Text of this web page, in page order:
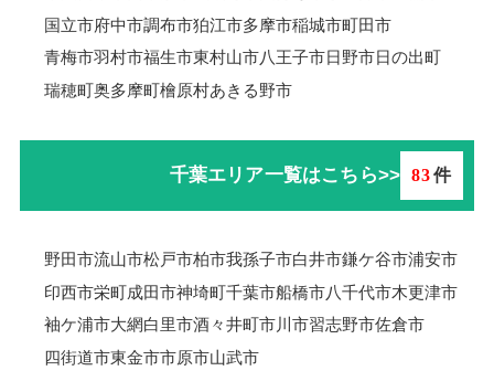
国立市府中市調布市狛江市多摩市稲城市町田市
青梅市羽村市福生市東村山市八王子市日野市日の出町
瑞穂町奥多摩町檜原村あきる野市
千葉エリア一覧はこちら>> 83件
野田市流山市松戸市柏市我孫子市白井市鎌ケ谷市浦安市
印西市栄町成田市神埼町千葉市船橋市八千代市木更津市
袖ケ浦市大網白里市酒々井町市川市習志野市佐倉市
四街道市東金市市原市山武市